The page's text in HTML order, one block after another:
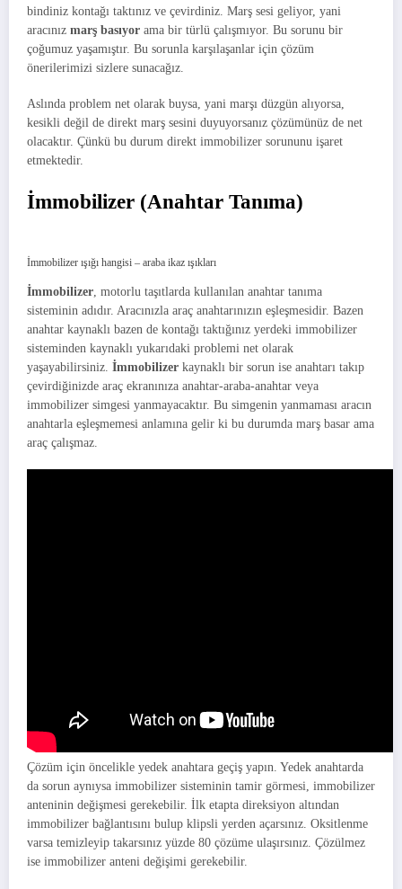
bindiniz kontağı taktınız ve çevirdiniz. Marş sesi geliyor, yani
aracınız marş basıyor ama bir türlü çalışmıyor. Bu sorunu bir
çoğumuz yaşamıştır. Bu sorunla karşılaşanlar için çözüm
önerilerimizi sizlere sunacağız.
Aslında problem net olarak buysa, yani marşı düzgün alıyorsa,
kesikli değil de direkt marş sesini duyuyorsanız çözümünüz de net
olacaktır. Çünkü bu durum direkt immobilizer sorununu işaret
etmektedir.
İmmobilizer (Anahtar Tanıma)
İmmobilizer ışığı hangisi – araba ikaz ışıkları
İmmobilizer , motorlu taşıtlarda kullanılan anahtar tanıma
sisteminin adıdır. Aracınızla araç anahtarınızın eşleşmesidir. Bazen
anahtar kaynaklı bazen de kontağı taktığınız yerdeki immobilizer
sisteminden kaynaklı yukarıdaki problemi net olarak
yaşayabilirsiniz. İmmobilizer kaynaklı bir sorun ise anahtarı takıp
çevirdiğinizde araç ekranınıza anahtar-araba-anahtar veya
immobilizer simgesi yanmayacaktır. Bu simgenin yanmaması aracın
anahtarla eşleşmemesi anlamına gelir ki bu durumda marş basar ama
araç çalışmaz.
Çözüm için öncelikle yedek anahtara geçiş yapın. Yedek anahtarda
da sorun aynıysa immobilizer sisteminin tamir görmesi, immobilizer
anteninin değişmesi gerekebilir. İlk etapta direksiyon altından
immobilizer bağlantısını bulup klipsli yerden açarsınız. Oksitlenme
varsa temizleyip takarsınız yüzde 80 çözüme ulaşırsınız. Çözülmez
ise immobilizer anteni değişimi gerekebilir.